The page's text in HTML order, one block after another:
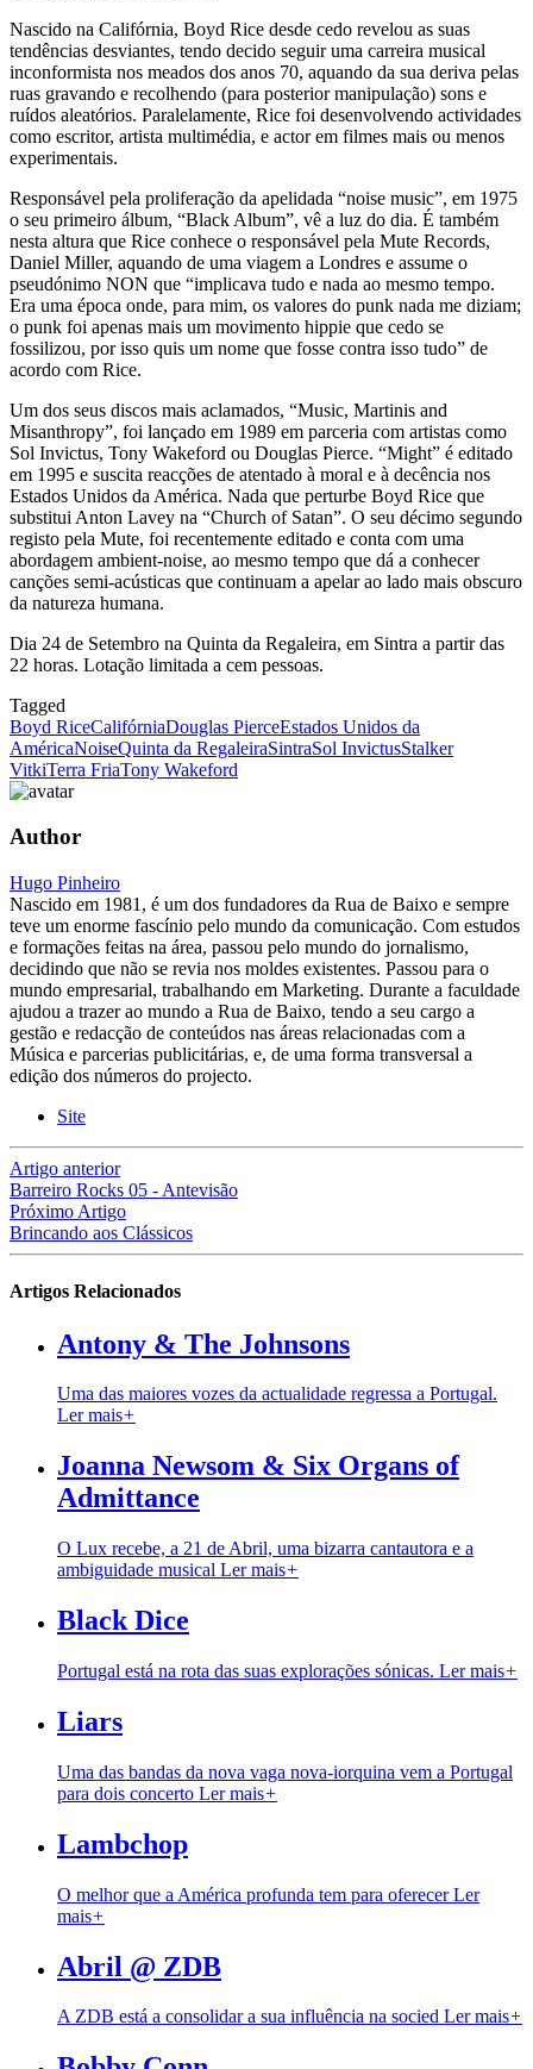
Nascido na Califórnia, Boyd Rice desde cedo revelou as suas
tendências desviantes, tendo decido seguir uma carreira musical
inconformista nos meados dos anos 70, aquando da sua deriva pelas
ruas gravando e recolhendo (para posterior manipulação) sons e
ruídos aleatórios. Paralelamente, Rice foi desenvolvendo actividades
como escritor, artista multimédia, e actor em filmes mais ou menos
experimentais.
Responsável pela proliferação da apelidada “noise music”, em 1975
o seu primeiro álbum, “Black Album”, vê a luz do dia. É também
nesta altura que Rice conhece o responsável pela Mute Records,
Daniel Miller, aquando de uma viagem a Londres e assume o
pseudónimo NON que “implicava tudo e nada ao mesmo tempo.
Era uma época onde, para mim, os valores do punk nada me diziam;
o punk foi apenas mais um movimento hippie que cedo se
fossilizou, por isso quis um nome que fosse contra isso tudo” de
acordo com Rice.
Um dos seus discos mais aclamados, “Music, Martinis and
Misanthropy”, foi lançado em 1989 em parceria com artistas como
Sol Invictus, Tony Wakeford ou Douglas Pierce. “Might” é editado
em 1995 e suscita reacções de atentado à moral e à decência nos
Estados Unidos da América. Nada que perturbe Boyd Rice que
substitui Anton Lavey na “Church of Satan”. O seu décimo segundo
registo pela Mute, foi recentemente editado e conta com uma
abordagem ambient-noise, ao mesmo tempo que dá a conhecer
canções semi-acústicas que continuam a apelar ao lado mais obscuro
da natureza humana.
Dia 24 de Setembro na Quinta da Regaleira, em Sintra a partir das
22 horas. Lotação limitada a cem pessoas.
Tagged
Boyd RiceCalifórniaDouglas PierceEstados Unidos da
AméricaNoiseQuinta da RegaleiraSintraSol InvictusStalker
VitkiTerra FriaTony Wakeford
Author
Hugo Pinheiro
Nascido em 1981, é um dos fundadores da Rua de Baixo e sempre
teve um enorme fascínio pelo mundo da comunicação. Com estudos
e formações feitas na área, passou pelo mundo do jornalismo,
decidindo que não se revia nos moldes existentes. Passou para o
mundo empresarial, trabalhando em Marketing. Durante a faculdade
ajudou a trazer ao mundo a Rua de Baixo, tendo a seu cargo a
gestão e redacção de conteúdos nas áreas relacionadas com a
Música e parcerias publicitárias, e, de uma forma transversal a
edição dos números do projecto.
Site
Artigo anterior
Barreiro Rocks 05 - Antevisão
Próximo Artigo
Brincando aos Clássicos
Artigos Relacionados
Antony & The Johnsons
Uma das maiores vozes da actualidade regressa a Portugal.
Ler mais+
Joanna Newsom & Six Organs of
Admittance
O Lux recebe, a 21 de Abril, uma bizarra cantautora e a
ambiguidade musical Ler mais+
Black Dice
Portugal está na rota das suas explorações sónicas. Ler mais+
Liars
Uma das bandas da nova vaga nova-iorquina vem a Portugal
para dois concerto Ler mais+
Lambchop
O melhor que a América profunda tem para oferecerLer
mais+
Abril @ ZDB
A ZDB está a consolidar a sua influência na socied Ler mais+